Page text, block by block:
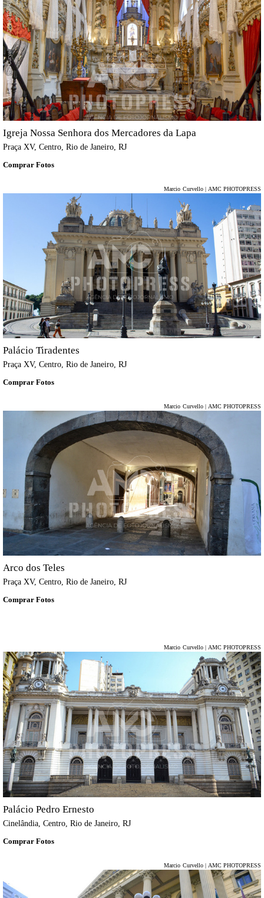
Igreja Nossa Senhora dos Mercadores da Lapa
Praça XV, Centro, Rio de Janeiro, RJ
Comprar Fotos
Marcio Curvello | AMC PHOTOPRESS
Palácio Tiradentes
Praça XV, Centro, Rio de Janeiro, RJ
Comprar Fotos
Marcio Curvello | AMC PHOTOPRESS
Arco dos Teles
Praça XV, Centro, Rio de Janeiro, RJ
Comprar Fotos
Marcio Curvello | AMC PHOTOPRESS
Palácio Pedro Ernesto
Cinelândia, Centro, Rio de Janeiro, RJ
Comprar Fotos
Marcio Curvello | AMC PHOTOPRESS